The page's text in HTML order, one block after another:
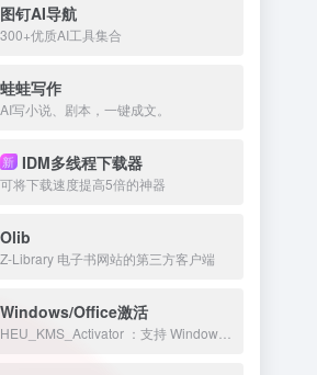
图钉AI导航
300+优质AI工具集合
蛙蛙写作
AI写小说、剧本，一键成文。
新 IDM多线程下载器
可将下载速度提高5倍的神器
Olib
Z-Library 电子书网站的第三方客户端
Windows/Office激活